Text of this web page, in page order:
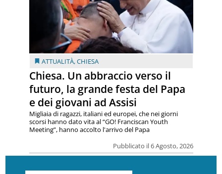
ATTUALITÀ,CHIESA
Chiesa. Un abbraccio verso il
futuro, la grande festa del Papa
e dei giovani ad Assisi
Pubblicato il 6 Agosto, 2026
Migliaia di ragazzi, italiani ed europei, che nei giorni
scorsi hanno dato vita al “GO! Franciscan Youth
Meeting”, hanno accolto l'arrivo del Papa